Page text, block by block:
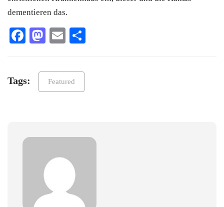
dementieren das.
Facebook
Mastodon
Email
Tags: Featured